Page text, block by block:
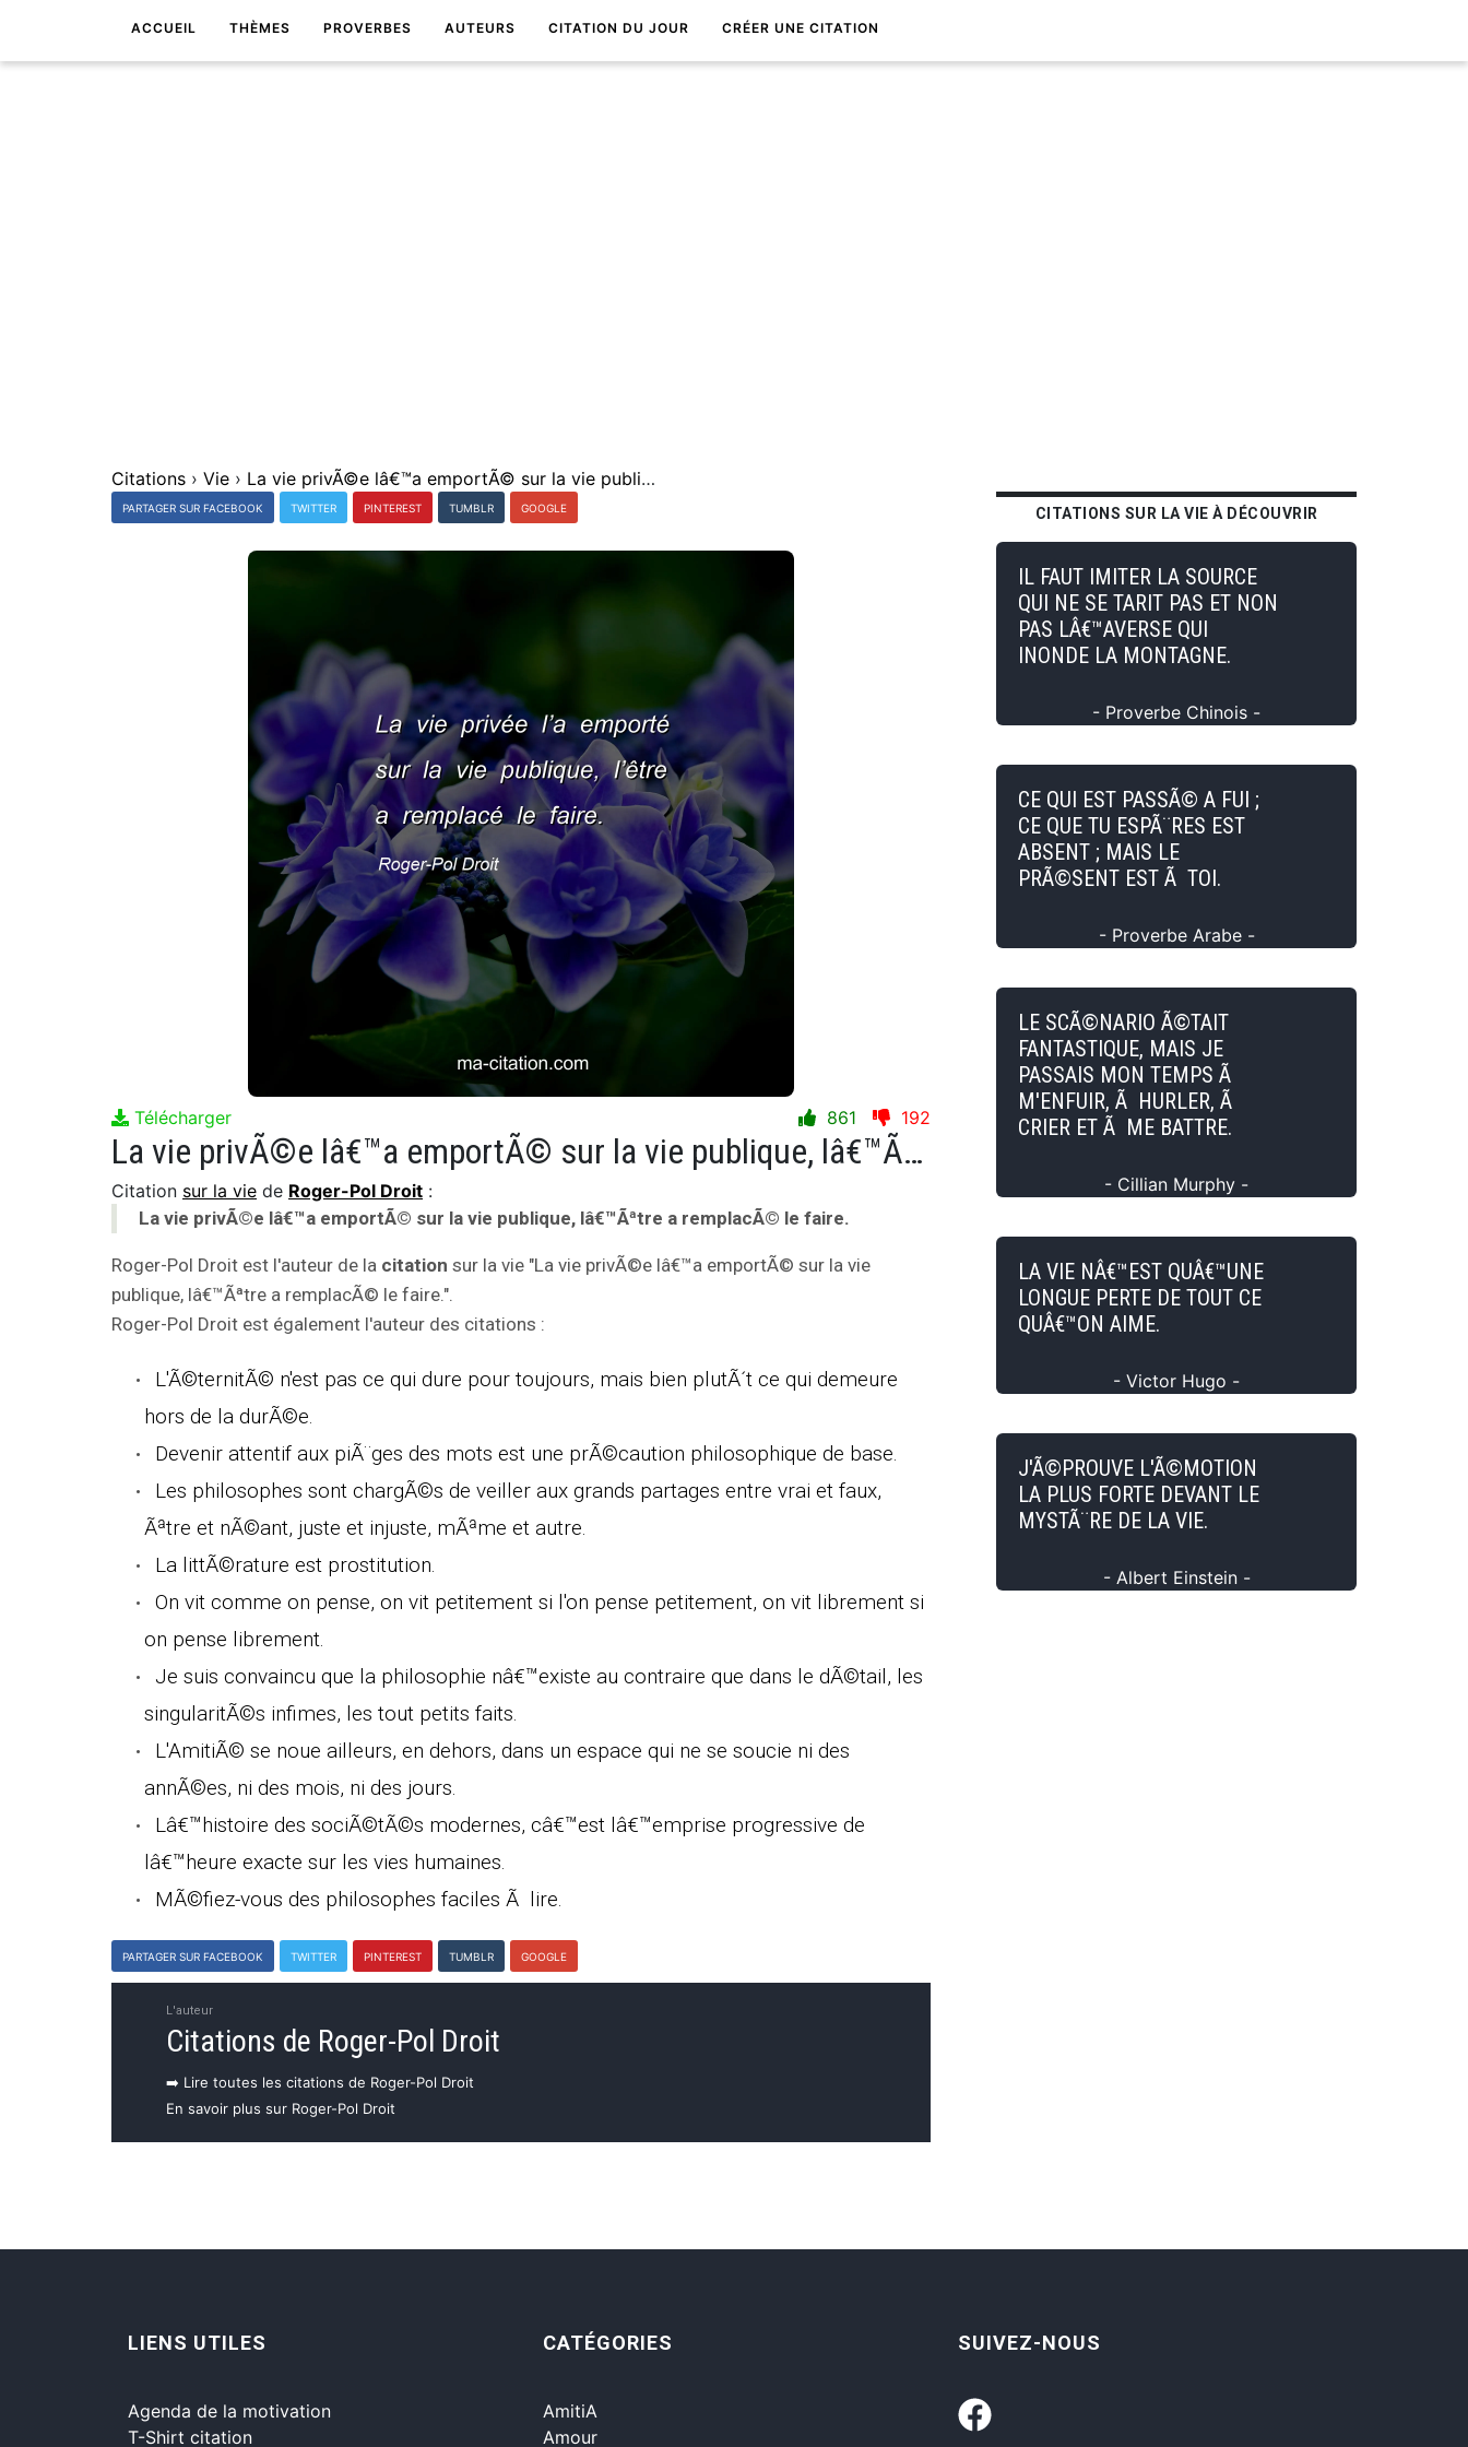
ACCUEIL THÈMES PROVERBES AUTEURS CITATION DU JOUR CRÉER UNE CITATION
Citations › Vie › La vie privÃ©e lâ€™a emportÃ© sur la vie publique, lâ€™Ãªtre a remplacÃ© le faire.
PARTAGER SUR FACEBOOK TWITTER PINTEREST TUMBLR GOOGLE
Télécharger 861 192
La vie privÃ©e lâ€™a emportÃ© sur la vie publique, lâ€™Ãªtre a remplacÃ© le faire.
Citation sur la vie de Roger-Pol Droit :
La vie privÃ©e lâ€™a emportÃ© sur la vie publique, lâ€™Ãªtre a remplacÃ© le faire.
Roger-Pol Droit est l'auteur de la citation sur la vie "La vie privÃ©e lâ€™a emportÃ© sur la vie
publique, lâ€™Ãªtre a remplacÃ© le faire.".
Roger-Pol Droit est également l'auteur des citations :
L'Ã©ternitÃ© n'est pas ce qui dure pour toujours, mais bien plutÃ´t ce qui demeure
hors de la durÃ©e.
Devenir attentif aux piÃ¨ges des mots est une prÃ©caution philosophique de base.
Les philosophes sont chargÃ©s de veiller aux grands partages entre vrai et faux,
Ãªtre et nÃ©ant, juste et injuste, mÃªme et autre.
La littÃ©rature est prostitution.
On vit comme on pense, on vit petitement si l'on pense petitement, on vit librement si
on pense librement.
Je suis convaincu que la philosophie nâ€™existe au contraire que dans le dÃ©tail, les
singularitÃ©s infimes, les tout petits faits.
L'AmitiÃ© se noue ailleurs, en dehors, dans un espace qui ne se soucie ni des
annÃ©es, ni des mois, ni des jours.
Lâ€™histoire des sociÃ©tÃ©s modernes, câ€™est lâ€™emprise progressive de
lâ€™heure exacte sur les vies humaines.
MÃ©fiez-vous des philosophes faciles Ã lire.
PARTAGER SUR FACEBOOK TWITTER PINTEREST TUMBLR GOOGLE
L'auteur
Citations de Roger-Pol Droit
➡️ Lire toutes les citations de Roger-Pol Droit
En savoir plus sur Roger-Pol Droit
CITATIONS SUR LA VIE À DÉCOUVRIR
IL FAUT IMITER LA SOURCE
QUI NE SE TARIT PAS ET NON
PAS LÂ€™AVERSE QUI
INONDE LA MONTAGNE.
- Proverbe Chinois -
CE QUI EST PASSÃ© A FUI ;
CE QUE TU ESPÃ¨RES EST
ABSENT ; MAIS LE
PRÃ©SENT EST Ã TOI.
- Proverbe Arabe -
LE SCÃ©NARIO Ã©TAIT
FANTASTIQUE, MAIS JE
PASSAIS MON TEMPS Ã
M'ENFUIR, Ã HURLER, Ã
CRIER ET Ã ME BATTRE.
- Cillian Murphy -
LA VIE NÂ€™EST QUÂ€™UNE
LONGUE PERTE DE TOUT CE
QUÂ€™ON AIME.
- Victor Hugo -
J'Ã©PROUVE L'Ã©MOTION
LA PLUS FORTE DEVANT LE
MYSTÃ¨RE DE LA VIE.
- Albert Einstein -
LIENS UTILES
Agenda de la motivation
T-Shirt citation
CATÉGORIES
AmitiA
Amour
SUIVEZ-NOUS